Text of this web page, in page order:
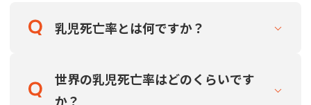
乳児死亡率とは何ですか？
世界の乳児死亡率はどのくらいです
か？